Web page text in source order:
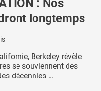
: Nos
longtemps
Berkeley révèle
se souviennent des
décennies ...